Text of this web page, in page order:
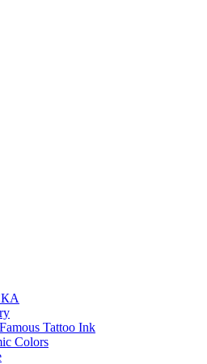
Tattoo Ink
Colors